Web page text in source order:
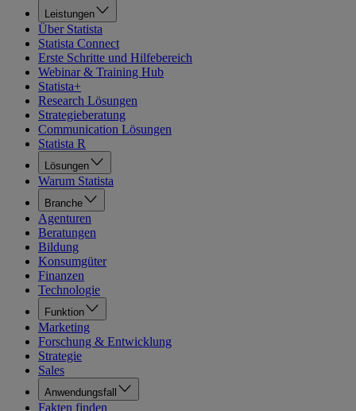
Leistungen
Über Statista
Statista Connect
Erste Schritte und Hilfebereich
Webinar & Training Hub
Statista+
Research Lösungen
Strategieberatung
Communication Lösungen
Statista R
Lösungen
Warum Statista
Branche
Agenturen
Beratungen
Bildung
Konsumgüter
Finanzen
Technologie
Funktion
Marketing
Forschung & Entwicklung
Strategie
Sales
Anwendungsfall
Fakten finden